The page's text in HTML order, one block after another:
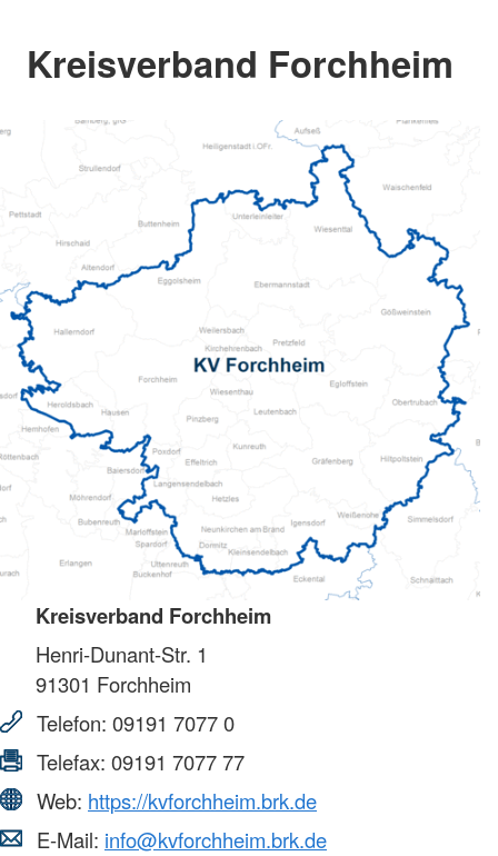
Kreisverband Forchheim
Kreisverband Forchheim
Henri-Dunant-Str. 1
91301 Forchheim
Telefon: 09191 7077 0
Telefax: 09191 7077 77
Web: https://kvforchheim.brk.de
E-Mail: info@kvforchheim.brk.de